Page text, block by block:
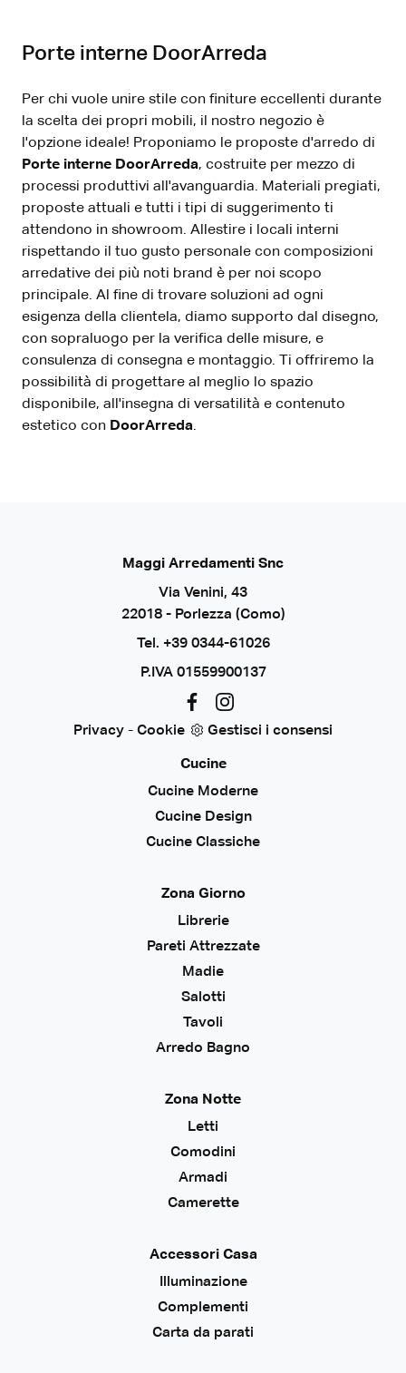
Porte interne DoorArreda
Per chi vuole unire stile con finiture eccellenti durante
la scelta dei propri mobili, il nostro negozio è
l'opzione ideale! Proponiamo le proposte d'arredo di
Porte interne DoorArreda, costruite per mezzo di
processi produttivi all'avanguardia. Materiali pregiati,
proposte attuali e tutti i tipi di suggerimento ti
attendono in showroom. Allestire i locali interni
rispettando il tuo gusto personale con composizioni
arredative dei più noti brand è per noi scopo
principale. Al fine di trovare soluzioni ad ogni
esigenza della clientela, diamo supporto dal disegno,
con sopraluogo per la verifica delle misure, e
consulenza di consegna e montaggio. Ti offriremo la
possibilità di progettare al meglio lo spazio
disponibile, all'insegna di versatilità e contenuto
estetico con DoorArreda.
Maggi Arredamenti Snc
Via Venini, 43
22018 - Porlezza (Como)
Tel. +39 0344-61026
P.IVA 01559900137
Privacy - Cookie Gestisci i consensi
Cucine
Cucine Moderne
Cucine Design
Cucine Classiche
Zona Giorno
Librerie
Pareti Attrezzate
Madie
Salotti
Tavoli
Arredo Bagno
Zona Notte
Letti
Comodini
Armadi
Camerette
Accessori Casa
Illuminazione
Complementi
Carta da parati